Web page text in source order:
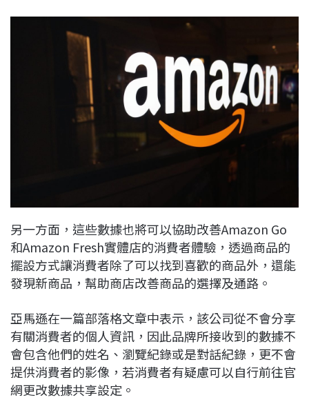
另一方面，這些數據也將可以協助改善Amazon Go
和Amazon Fresh實體店的消費者體驗，透過商品的
擺設方式讓消費者除了可以找到喜歡的商品外，還能
發現新商品，幫助商店改善商品的選擇及通路。
亞馬遜在一篇部落格文章中表示，該公司從不會分享
有關消費者的個人資訊，因此品牌所接收到的數據不
會包含他們的姓名、瀏覽紀錄或是對話紀錄，更不會
提供消費者的影像，若消費者有疑慮可以自行前往官
網更改數據共享設定。